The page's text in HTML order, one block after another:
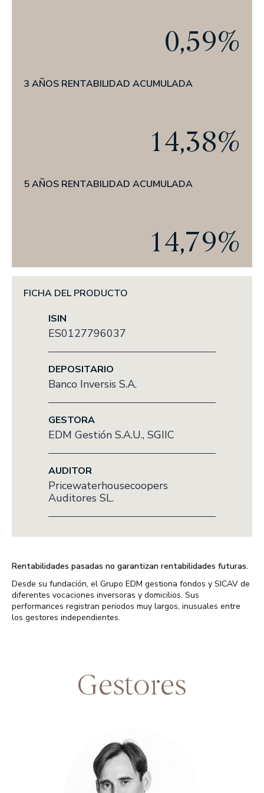
ANUNCIOS CORPORATIVOS
NUESTRA TRAYECTORIA EN ESG
NUESTRAS POLÍTICAS
0,59%
3 AÑOS RENTABILIDAD ACUMULADA
14,38%
5 AÑOS RENTABILIDAD ACUMULADA
14,79%
FICHA DEL PRODUCTO
ISIN
ES0127796037
DEPOSITARIO
Banco Inversis S.A.
GESTORA
EDM Gestión S.A.U., SGIIC
AUDITOR
Pricewaterhousecoopers
Auditores SL.
Rentabilidades pasadas no garantizan rentabilidades futuras.
Desde su fundación, el Grupo EDM gestiona fondos y SICAV de
diferentes vocaciones inversoras y domicilios. Sus
performances registran periodos muy largos, inusuales entre
los gestores independientes.
Gestores